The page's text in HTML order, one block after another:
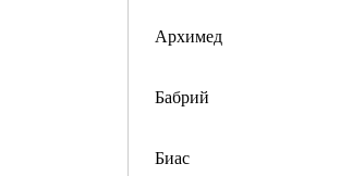
Архимед
Бабрий
Биас